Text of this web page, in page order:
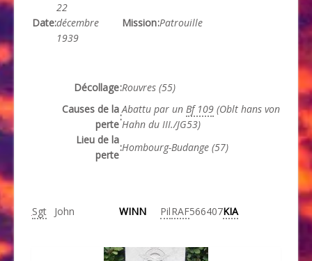
Date:
22
décembre
1939
Mission:Patrouille
Décollage:Rouvres (55)
Causes de la
perte
:
Abattu par un Bf 109 (Oblt hans von
Hahn du III./JG53)
Lieu de la
perte
:Hombourg-Budange (57)
Sgt John WINN PilRAF566407KIA